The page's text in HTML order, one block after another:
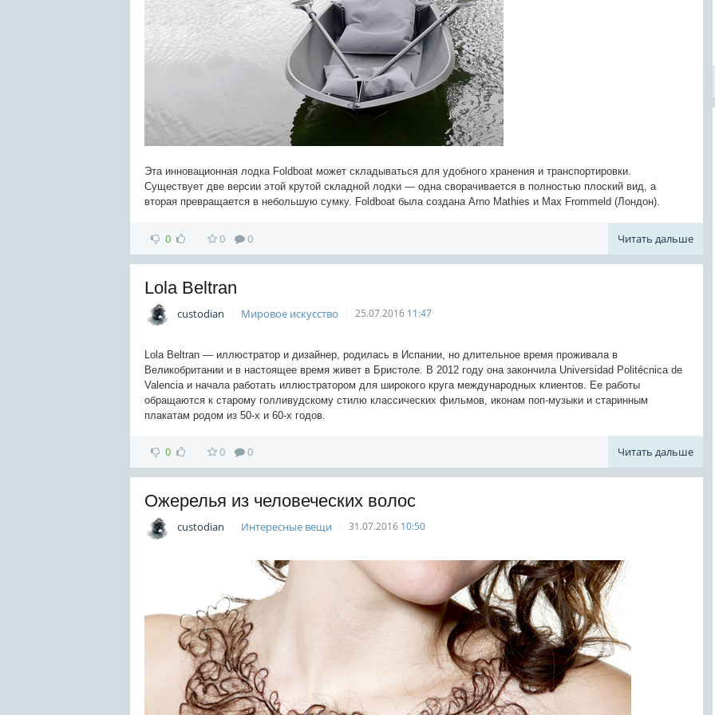
Эта инновационная лодка Foldboat может складываться для удобного хранения и транспортировки.
Существует две версии этой крутой складной лодки — одна сворачивается в полностью плоский вид, а
вторая превращается в небольшую сумку. Foldboat была создана Arno Mathies и Max Frommeld (Лондон).
0 0 0 Читать дальше
Lola Beltran
custodian Мировое искусство 25.07.2016 11:47
Lola Beltran — иллюстратор и дизайнер, родилась в Испании, но длительное время проживала в
Великобритании и в настоящее время живет в Бристоле. В 2012 году она закончила Universidad Politécnica de
Valencia и начала работать иллюстратором для широкого круга международных клиентов. Ее работы
обращаются к старому голливудскому стилю классических фильмов, иконам поп-музыки и старинным
плакатам родом из 50-х и 60-х годов.
0 0 0 Читать дальше
Ожерелья из человеческих волос
custodian Интересные вещи 31.07.2016 10:50